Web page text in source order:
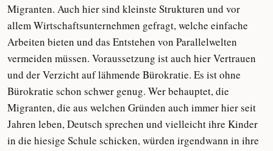
Migranten. Auch hier sind kleinste Strukturen und vor
allem Wirtschaftsunternehmen gefragt, welche einfache
Arbeiten bieten und das Entstehen von Parallelwelten
vermeiden müssen. Voraussetzung ist auch hier Vertrauen
und der Verzicht auf lähmende Bürokratie. Es ist ohne
Bürokratie schon schwer genug. Wer behauptet, die
Migranten, die aus welchen Gründen auch immer hier seit
Jahren leben, Deutsch sprechen und vielleicht ihre Kinder
in die hiesige Schule schicken, würden irgendwann in ihre